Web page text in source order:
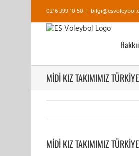
0216 399 10 50 |
MİDİ KIZ TAKIMIMIZ
Larger
Image
MİDİ KIZ TAKIMIMIZ